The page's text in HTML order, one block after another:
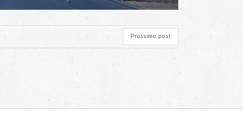
Prossimo post